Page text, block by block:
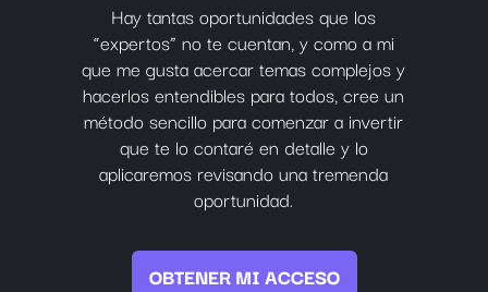
Hay tantas oportunidades que los
“expertos” no te cuentan, y como a mi
que me gusta acercar temas complejos y
hacerlos entendibles para todos, cree un
método sencillo para comenzar a invertir
que te lo contaré en detalle y lo
aplicaremos revisando una tremenda
oportunidad.
OBTENER MI ACCESO